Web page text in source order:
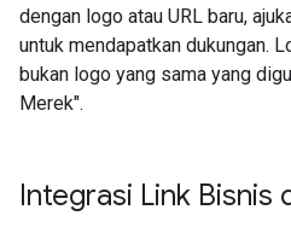
dengan logo atau URL baru,
untuk mendapatkan dukungan.
bukan logo yang sama yang
Merek".
Integrasi Link Bisnis